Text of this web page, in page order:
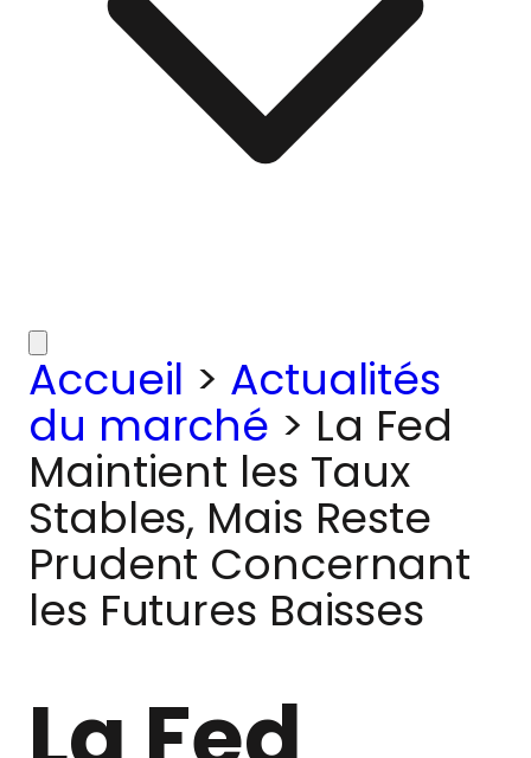
Accueil > Actualités
du marché > La Fed
Maintient les Taux
Stables, Mais Reste
Prudent Concernant
les Futures Baisses